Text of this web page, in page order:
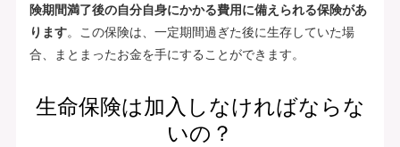
険期間満了後の自分自身にかかる費用に備えられる保険があ
ります。この保険は、一定期間過ぎた後に生存していた場
合、まとまったお金を手にすることができます。
生命保険は加入しなければならな
いの？